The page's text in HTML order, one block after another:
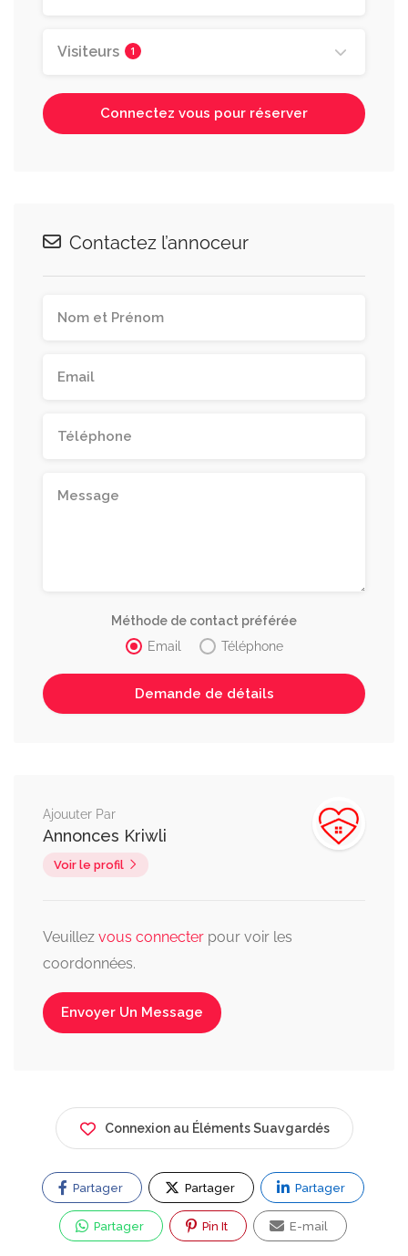
Visiteurs 1
Connectez vous pour réserver
Contactez l’annoceur
Méthode de contact préférée
Email
Téléphone
Ajouuter Par
Annonces Kriwli
Voir le profil
Veuillez vous connecter pour voir les
coordonnées.
Envoyer Un Message
Connexion au Éléments Suavgardés
Partager Partager Partager
Partager Pin It E-mail